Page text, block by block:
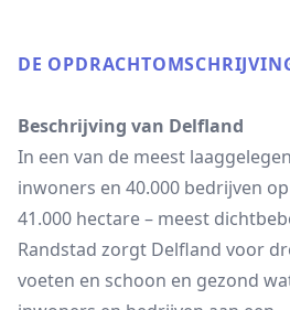
DE
Beschrijving van Delfland
In een van de meest
inwoners en 40.000 bedrijven op
41.000 hectare – meest
Randstad zorgt Delfland voor
voeten en schoon en gezond